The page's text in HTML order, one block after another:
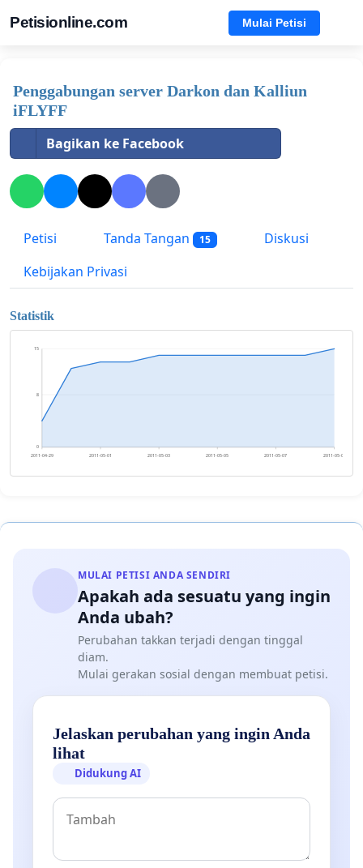
Petisionline.com Mulai Petisi
Penggabungan server Darkon dan Kalliun
iFLYFF
Bagikan ke Facebook
Petisi Tanda Tangan 15
Diskusi
Kebijakan Privasi
Statistik
0
8
15
2011-04-29 2011-05-01 2011-05-03 2011-05-05 2011-05-07 2011-05-09
MULAI PETISI ANDA SENDIRI
Apakah ada sesuatu yang ingin
Anda ubah?
Perubahan takkan terjadi dengan tinggal
diam.
Mulai gerakan sosial dengan membuat petisi.
Jelaskan perubahan yang ingin Anda
lihat
Didukung AI